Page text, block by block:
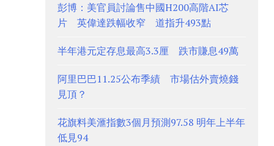
彭博：美官員討論售中國H200高階AI芯
片 英偉達跌幅收窄 道指升493點
半年港元定存息最高3.3厘 跌市賺息49萬
阿里巴巴11.25公布季績 市場估外賣燒錢
見頂？
花旗料美滙指數3個月預測97.58 明年上半年
低見94